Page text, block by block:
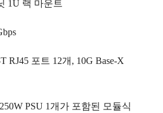
1U 랙 마운트
RJ45 포트 12개 , 10G Base-X
PSU 1개가 포함된 모듈식